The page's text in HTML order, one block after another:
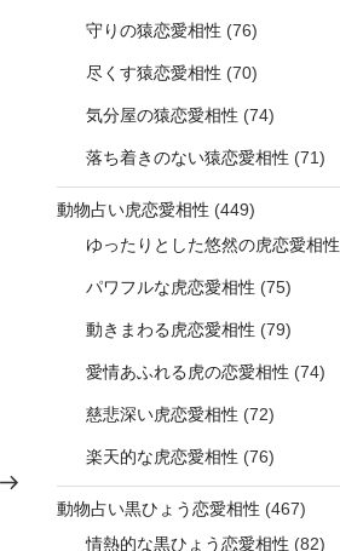
守りの猿恋愛相性 (76)
尽くす猿恋愛相性 (70)
気分屋の猿恋愛相性 (74)
落ち着きのない猿恋愛相性 (71)
動物占い虎恋愛相性 (449)
ゆったりとした悠然の虎恋愛相性
パワフルな虎恋愛相性 (75)
動きまわる虎恋愛相性 (79)
愛情あふれる虎の恋愛相性 (74)
慈悲深い虎恋愛相性 (72)
楽天的な虎恋愛相性 (76)
動物占い黒ひょう恋愛相性 (467)
情熱的な黒ひょう恋愛相性 (82)